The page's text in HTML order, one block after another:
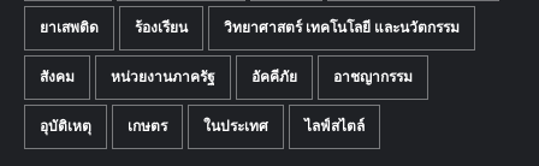
ยาเสพติด ร้องเรียน วิทยาศาสตร์ เทคโนโลยี และนวัตกรรม
สังคม หน่วยงานภาครัฐ อัคคีภัย อาชญากรรม
อุบัติเหตุ เกษตร ในประเทศ ไลฟ์สไตล์